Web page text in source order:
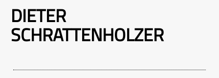
DIETER
SCHRATTENHOLZER